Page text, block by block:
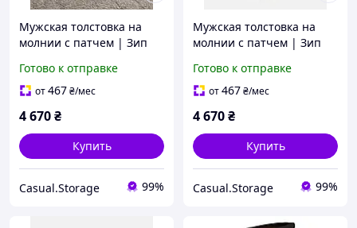
Мужская толстовка на
молнии с патчем | Зип
Готово к отправке
от467₴/мес
4 670₴
Купить
Casual.Storage 99%
Мужская толстовка на
молнии с патчем | Зип
Готово к отправке
от467₴/мес
4 670₴
Купить
Casual.Storage 99%